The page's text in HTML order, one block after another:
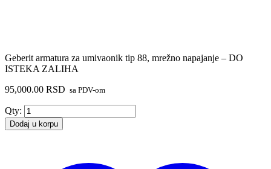
Geberit armatura za umivaonik tip 88, mrežno napajanje – DO
ISTEKA ZALIHA
95,000.00 RSD sa PDV-om
Qty: Geberit
armatura
za
Dodaj u korpu